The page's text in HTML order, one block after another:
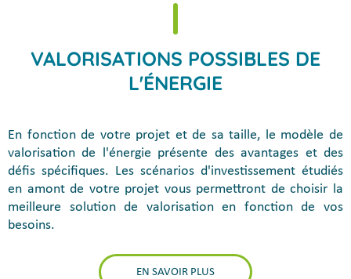
VALORISATIONS POSSIBLES DE
L'ÉNERGIE
En fonction de votre projet et de sa taille, le modèle de
valorisation de l'énergie présente des avantages et des
défis spécifiques. Les scénarios d'investissement étudiés
en amont de votre projet vous permettront de choisir la
meilleure solution de valorisation en fonction de vos
besoins.
EN SAVOIR PLUS